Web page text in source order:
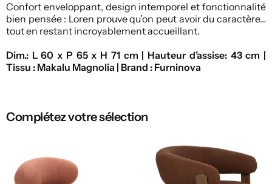
Confort enveloppant, design intemporel et fonctionnalité
bien pensée : Loren prouve qu’on peut avoir du caractère…
tout en restant incroyablement accueillant.
Dim.: L 60 x P 65 x H 71 cm | Hauteur d’assise: 43 cm |
Tissu : Makalu Magnolia | Brand : Furninova
Complétez votre sélection